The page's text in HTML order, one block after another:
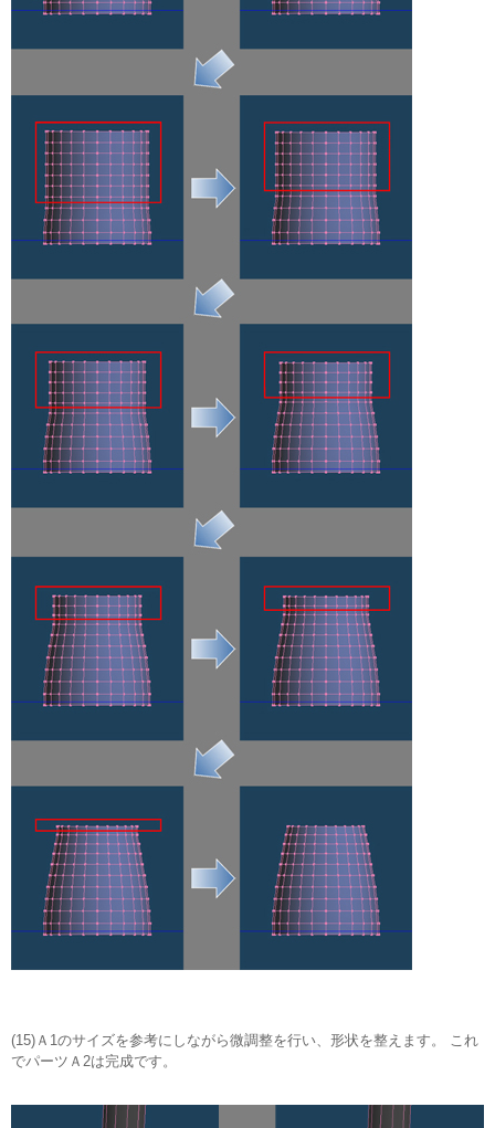
(15)Ａ1のサイズを参考にしながら微調整を行い、形状を整えます。 これ
でパーツＡ2は完成です。